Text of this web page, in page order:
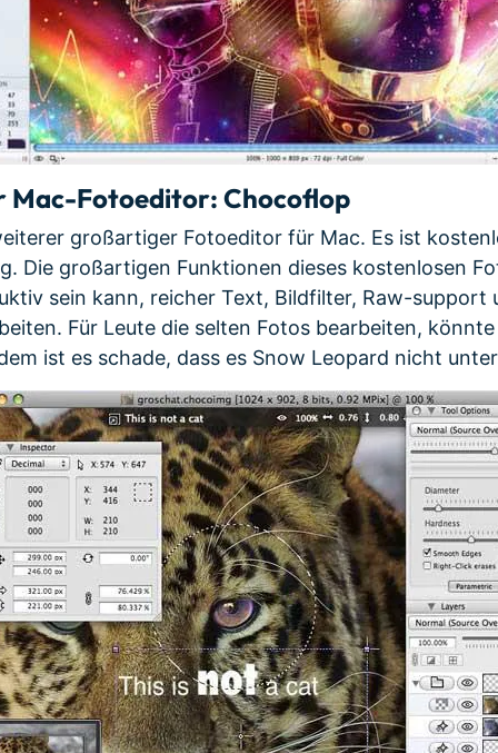
Mac-Fotoeditor: Chocoflop
großartiger Fotoeditor für Mac. Es ist
Die großartigen Funktionen dieses kostenlosen
sein kann, reicher Text, Bildfilter, Raw-support
Für Leute die selten Fotos bearbeiten,
ist es schade, dass es Snow Leopard nicht